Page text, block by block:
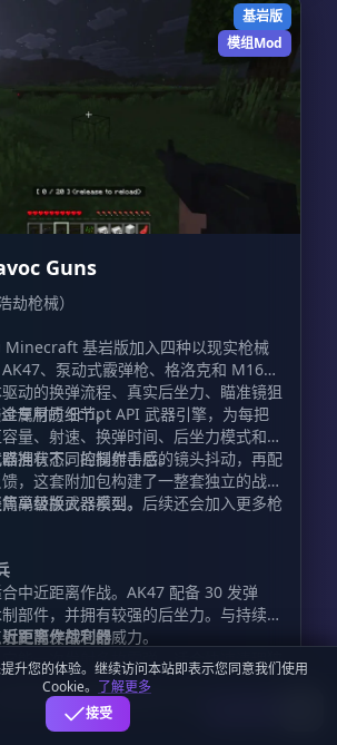
基岩版
模组Mod
Guns
劫枪械）
Minecraft 基岩版加入四种以现实枪械
、泵动式霰弹枪、格洛克和 M16。
动的换弹流程、真实后坐力、瞄准镜狙
属材质细节。
专用的 Script API 武器引擎，为每把
量、射速、换弹时间、后坐力模式和弹
拥有不同的操作手感。
准状态、控制射击后的镜头抖动，再配
，这套附加包构建了一整套独立的战斗
单替换武器模型。
高级版火器系列，后续还会加入更多枪
中近距离作战。AK47 配备 30 发弹
部件，并拥有较强的后坐力。与持续扫
更能发挥它的威力。
距离作战利器
能一次发射多枚霰弹，适合快速清理狭
胡桃木枪托与护木，强调近战爆发力。
副武器
、射击速度快，是适合作为备用武器的选
这里总会找到你喜欢的MC基
升您的体验。继续访问本站即表示您同意我们使用
Cookie。 了解更多
接受